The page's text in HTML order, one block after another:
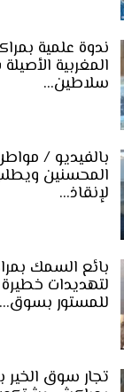
ندوة علمية
المغربية
سلاطين…
بالفيديو /
المحسنين
لإنقاذ…
بائع السمك
لتهديدات
للمستور بسوق…
تجار سوق